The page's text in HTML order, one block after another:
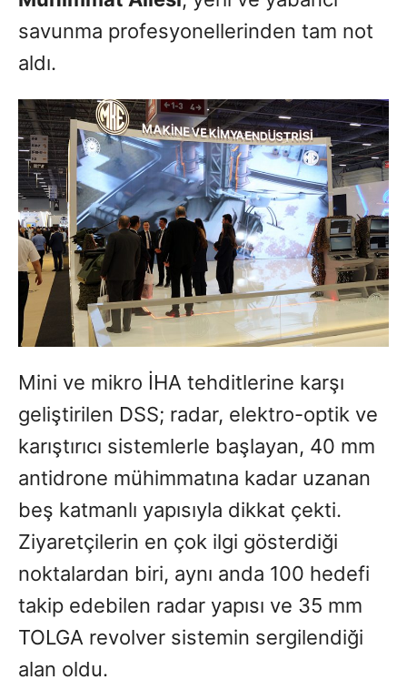
savunma profesyonellerinden tam not
aldı.
Mini ve mikro İHA tehditlerine karşı
geliştirilen DSS; radar, elektro-optik ve
karıştırıcı sistemlerle başlayan, 40 mm
antidrone mühimmatına kadar uzanan
beş katmanlı yapısıyla dikkat çekti.
Ziyaretçilerin en çok ilgi gösterdiği
noktalardan biri, aynı anda 100 hedefi
takip edebilen radar yapısı ve 35 mm
TOLGA revolver sistemin sergilendiği
alan oldu.